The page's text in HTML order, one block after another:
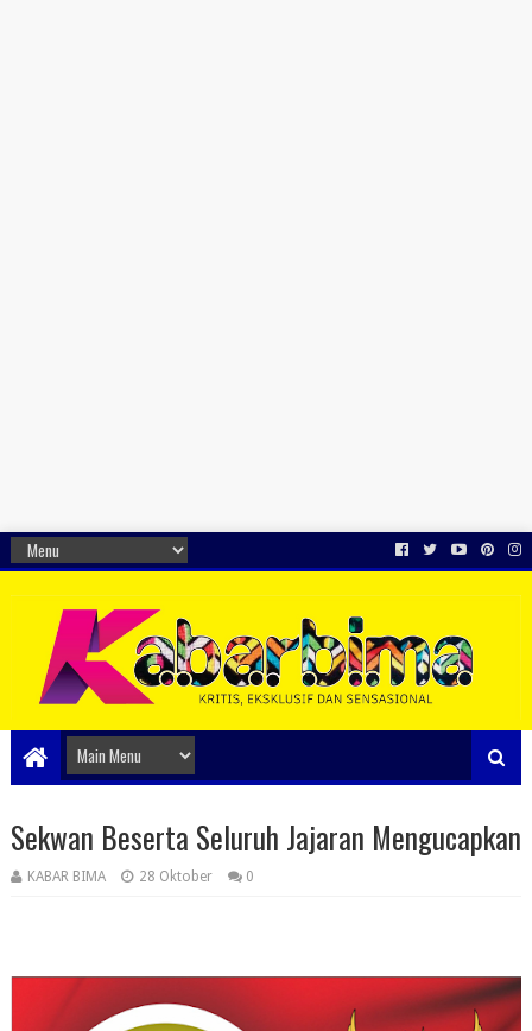
Sekwan Beserta Seluruh Jajaran Mengucapkan
KABAR BIMA 28 Oktober 0